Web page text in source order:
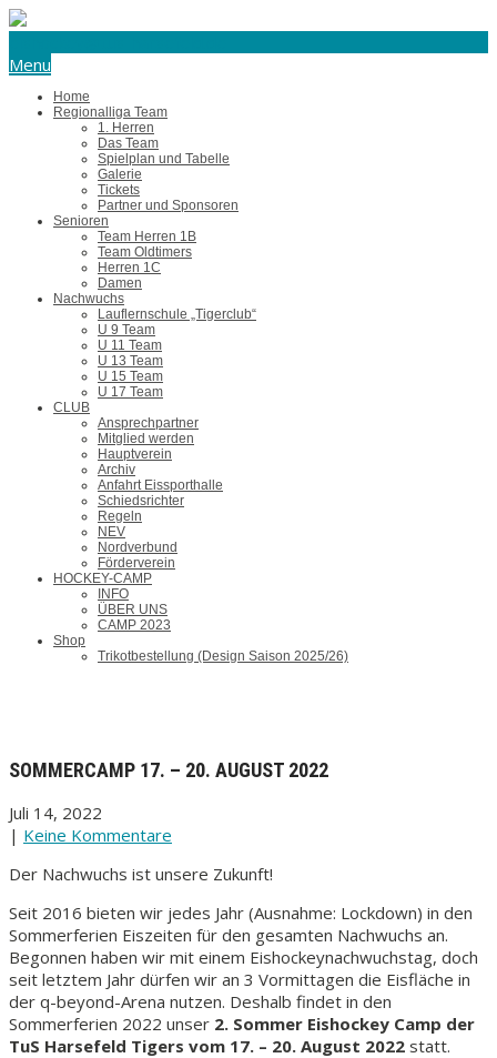
Menu
Home
Regionalliga Team
1. Herren
Das Team
Spielplan und Tabelle
Galerie
Tickets
Partner und Sponsoren
Senioren
Team Herren 1B
Team Oldtimers
Herren 1C
Damen
Nachwuchs
Lauflernschule „Tigerclub“
U 9 Team
U 11 Team
U 13 Team
U 15 Team
U 17 Team
CLUB
Ansprechpartner
Mitglied werden
Hauptverein
Archiv
Anfahrt Eissporthalle
Schiedsrichter
Regeln
NEV
Nordverbund
Förderverein
HOCKEY-CAMP
INFO
ÜBER UNS
CAMP 2023
Shop
Trikotbestellung (Design Saison 2025/26)
SOMMERCAMP 17. – 20. AUGUST 2022
Juli 14, 2022
| Keine Kommentare
Der Nachwuchs ist unsere Zukunft!
Seit 2016 bieten wir jedes Jahr (Ausnahme: Lockdown) in den
Sommerferien Eiszeiten für den gesamten Nachwuchs an.
Begonnen haben wir mit einem Eishockeynachwuchstag, doch
seit letztem Jahr dürfen wir an 3 Vormittagen die Eisfläche in
der q-beyond-Arena nutzen. Deshalb findet in den
Sommerferien 2022 unser 2. Sommer Eishockey Camp der
TuS Harsefeld Tigers vom 17. – 20. August 2022 statt.